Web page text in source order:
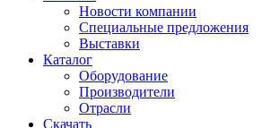
Новости компании
Специальные предложения
Выставки
Каталог
Оборудование
Производители
Отрасли
Скачать